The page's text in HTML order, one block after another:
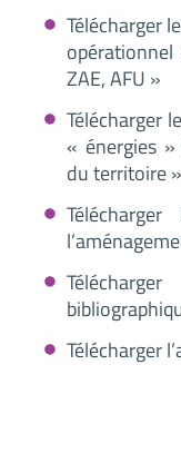
Télécharger
ZAE, AFU »
Télécharger
« énergies »
du territoire »
Télécharger